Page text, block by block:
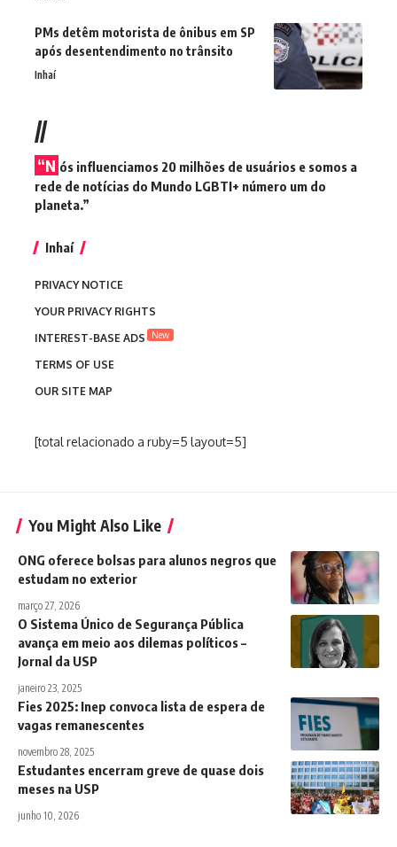
PMs detêm motorista de ônibus em SP
após desentendimento no trânsito
Inhaí
//
“N ós influenciamos 20 milhões de usuários e somos a
rede de notícias do Mundo LGBTI+ número um do
planeta.”
Inhaí
PRIVACY NOTICE
YOUR PRIVACY RIGHTS
INTEREST-BASE ADS
New
TERMS OF USE
OUR SITE MAP
[total relacionado a ruby=5 layout=5]
You Might Also Like
ONG oferece bolsas para alunos negros que
estudam no exterior
março 27, 2026
O Sistema Único de Segurança Pública
avança em meio aos dilemas políticos –
Jornal da USP
janeiro 23, 2025
Fies 2025: Inep convoca lista de espera de
vagas remanescentes
novembro 28, 2025
Estudantes encerram greve de quase dois
meses na USP
junho 10, 2026